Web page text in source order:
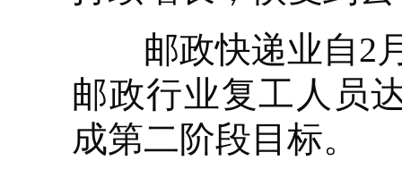
邮政快递业自2月
邮政行业复工人员
成第二阶段目标。